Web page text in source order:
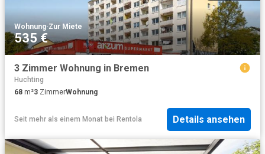
Wohnung·Zur Miete
535 €
3 Zimmer Wohnung in Bremen
Huchting
68 m²3 ZimmerWohnung
Seit mehr als einem Monat bei Rentola Details ansehen